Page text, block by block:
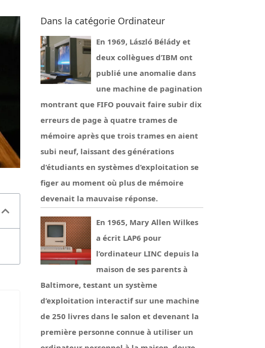
Dans la catégorie Ordinateur
En 1969, László Bélády et
deux collègues d’IBM ont
publié une anomalie dans
une machine de pagination
montrant que FIFO pouvait faire subir dix
erreurs de page à quatre trames de
mémoire après que trois trames en aient
subi neuf, laissant des générations
d’étudiants en systèmes d’exploitation se
figer au moment où plus de mémoire
devenait la mauvaise réponse.
En 1965, Mary Allen Wilkes
a écrit LAP6 pour
l’ordinateur LINC depuis la
maison de ses parents à
Baltimore, testant un système
d’exploitation interactif sur une machine
de 250 livres dans le salon et devenant la
première personne connue à utiliser un